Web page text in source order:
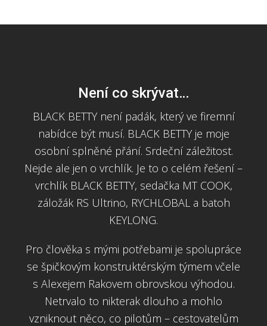
Není co skrývat…
BLACK BETTY není padák, který ve firemní
nabídce být musí. BLACK BETTY je moje
osobní splněné přání. Srdeční záležitost.
Nejde ale jen o vrchlík. Je to o celém řešení –
vrchlík BLACK BETTY, sedačka MT COOK,
záložák RS Ultrino, RYCHLOBAL a batoh
KEYLONG.
Pro člověka s mými potřebami je spolupráce
se špičkovým konstruktérským týmem včele
s Alexejem Rakovem obrovskou výhodou.
Netrvalo to nikterak dlouho a mohlo
vzniknout něco, co pilotům – cestovatelům